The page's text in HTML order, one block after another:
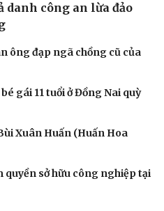
danh công an lừa đảo
ông đạp ngã chồng cũ của
gái 11 tuổi ở Đồng Nai quỳ
Xuân Huấn (Huấn Hoa
quyền sở hữu công nghiệp tại